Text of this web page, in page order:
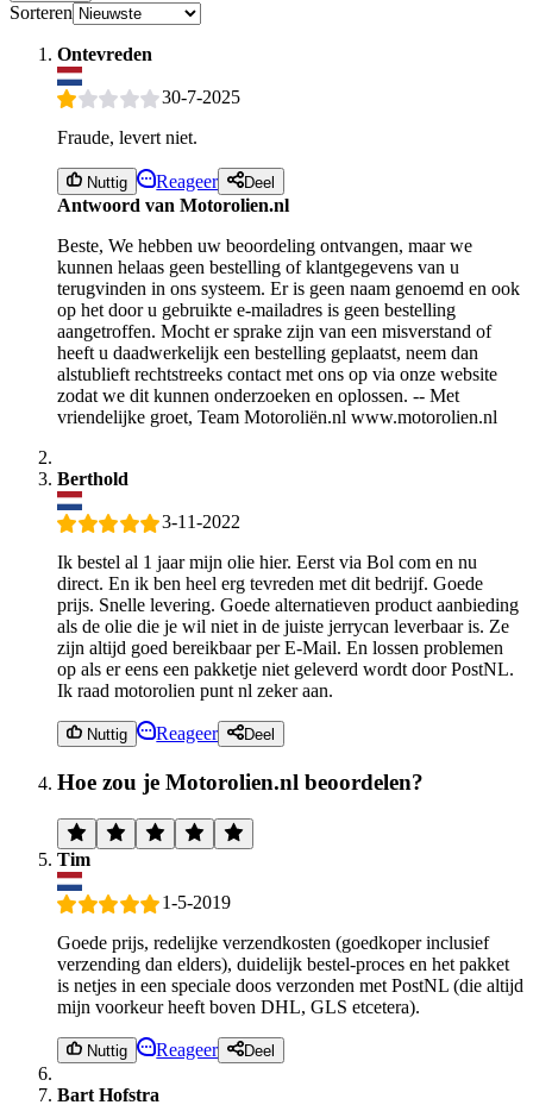
Sorteren
Ontevreden
30-7-2025
Fraude, levert niet.
Nuttig Reageer Deel
Antwoord van Motorolien.nl
Beste, We hebben uw beoordeling ontvangen, maar we
kunnen helaas geen bestelling of klantgegevens van u
terugvinden in ons systeem. Er is geen naam genoemd en ook
op het door u gebruikte e-mailadres is geen bestelling
aangetroffen. Mocht er sprake zijn van een misverstand of
heeft u daadwerkelijk een bestelling geplaatst, neem dan
alstublieft rechtstreeks contact met ons op via onze website
zodat we dit kunnen onderzoeken en oplossen. -- Met
vriendelijke groet, Team Motoroliën.nl www.motorolien.nl
Berthold
3-11-2022
Ik bestel al 1 jaar mijn olie hier. Eerst via Bol com en nu
direct. En ik ben heel erg tevreden met dit bedrijf. Goede
prijs. Snelle levering. Goede alternatieven product aanbieding
als de olie die je wil niet in de juiste jerrycan leverbaar is. Ze
zijn altijd goed bereikbaar per E-Mail. En lossen problemen
op als er eens een pakketje niet geleverd wordt door PostNL.
Ik raad motorolien punt nl zeker aan.
Nuttig Reageer Deel
Hoe zou je Motorolien.nl beoordelen?
Tim
1-5-2019
Goede prijs, redelijke verzendkosten (goedkoper inclusief
verzending dan elders), duidelijk bestel-proces en het pakket
is netjes in een speciale doos verzonden met PostNL (die altijd
mijn voorkeur heeft boven DHL, GLS etcetera).
Nuttig Reageer Deel
Bart Hofstra